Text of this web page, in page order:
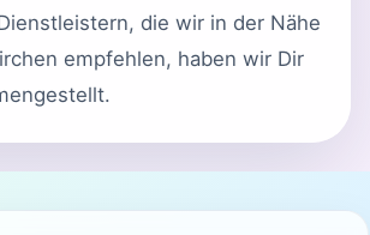
die wir in der Nähe
empfehlen, haben wir Dir